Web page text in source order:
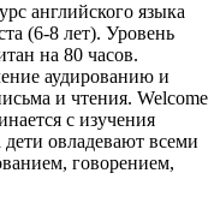
английского языка
(6-8 лет). Уровень
на 80 часов.
аудированию и
и чтения. Welcome
с изучения
овладевают всеми
говорением,